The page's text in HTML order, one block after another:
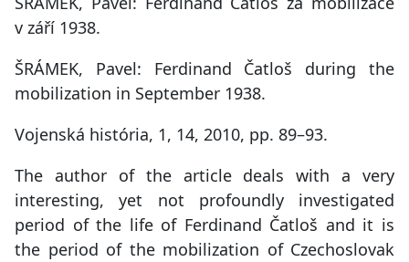
v září 1938.
ŠRÁMEK, Pavel: Ferdinand Čatloš during the
mobilization in September 1938.
Vojenská história, 1, 14, 2010, pp. 89–93.
The author of the article deals with a very
interesting, yet not profoundly investigated
period of the life of Ferdinand Čatloš and it is
the period of the mobilization of Czechoslovak